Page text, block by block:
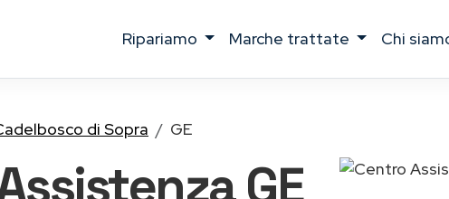
ripariamo marche trattate chi
di Sopra GE
GE